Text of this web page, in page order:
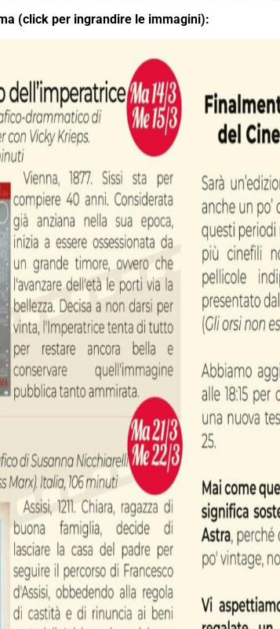
(click per ingrandire le immagini):